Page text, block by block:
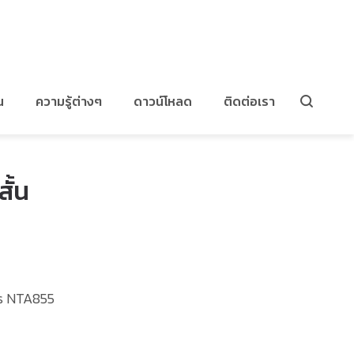
ความรู้ต่างๆ ดาวน์โหลด ติดต่อเรา
สปริงปั๊มน้ำมันเครื่องสั้น
น